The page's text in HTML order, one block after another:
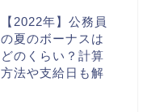
【2022年】公務員
の夏のボーナスは
どのくらい？計算
方法や支給日も解